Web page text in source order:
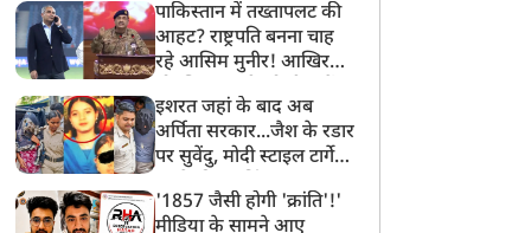
पाकिस्तान में तख्तापलट की
आहट? राष्ट्रपति बनना चाह
रहे आसिम मुनीर! आखिर
बनाया मोहरा?
इशरत जहां के बाद अब
अर्पिता सरकार...जैश के रडार
पर सुवेंदु, मोदी स्टाइल टार्गेट
बड़ा एक्शन!
'1857 जैसी होगी 'क्रांति'!'
मीडिया के सामने आए